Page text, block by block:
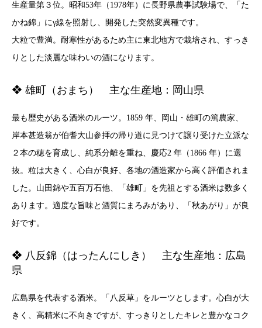
生産量第３位。昭和53年（1978年）に長野県農事試験場で、「た
かね錦」にγ線を照射し、開発した突然変異種です。
大粒で豊満。耐寒性があるため主に東北地方で栽培され、すっき
りとした淡麗な味わいの酒になります。
❖ 雄町（おまち） 主な生産地：岡山県
最も歴史がある酒米のルーツ。1859 年、岡山・雄町の篤農家、
岸本甚造翁が伯耆大山参拝の帰り道に見つけて譲り受けた立派な
２本の穂を育成し、純系分離を重ね、慶応2 年（1866 年）に選
抜。粒は大きく、心白が良好、各地の酒造家から高く評価されま
した。山田錦や五百万石他、「雄町」を先祖とする酒米は数多く
あります。適度な旨味と酒質にまろみがあり、「秋あがり」が良
好です。
❖ 八反錦（はったんにしき） 主な生産地：広島
県
広島県を代表する酒米。「八反草」をルーツとします。心白が大
きく、高精米に不向きですが、すっきりとしたキレと豊かなコク